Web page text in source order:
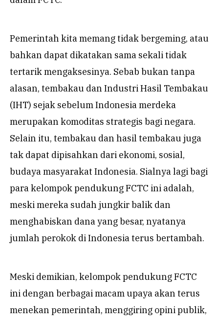
Pemerintah kita memang tidak bergeming, atau
bahkan dapat dikatakan sama sekali tidak
tertarik mengaksesinya. Sebab bukan tanpa
alasan, tembakau dan Industri Hasil Tembakau
(IHT) sejak sebelum Indonesia merdeka
merupakan komoditas strategis bagi negara.
Selain itu, tembakau dan hasil tembakau juga
tak dapat dipisahkan dari ekonomi, sosial,
budaya masyarakat Indonesia. Sialnya lagi bagi
para kelompok pendukung FCTC ini adalah,
meski mereka sudah jungkir balik dan
menghabiskan dana yang besar, nyatanya
jumlah perokok di Indonesia terus bertambah.
Meski demikian, kelompok pendukung FCTC
ini dengan berbagai macam upaya akan terus
menekan pemerintah, menggiring opini publik,